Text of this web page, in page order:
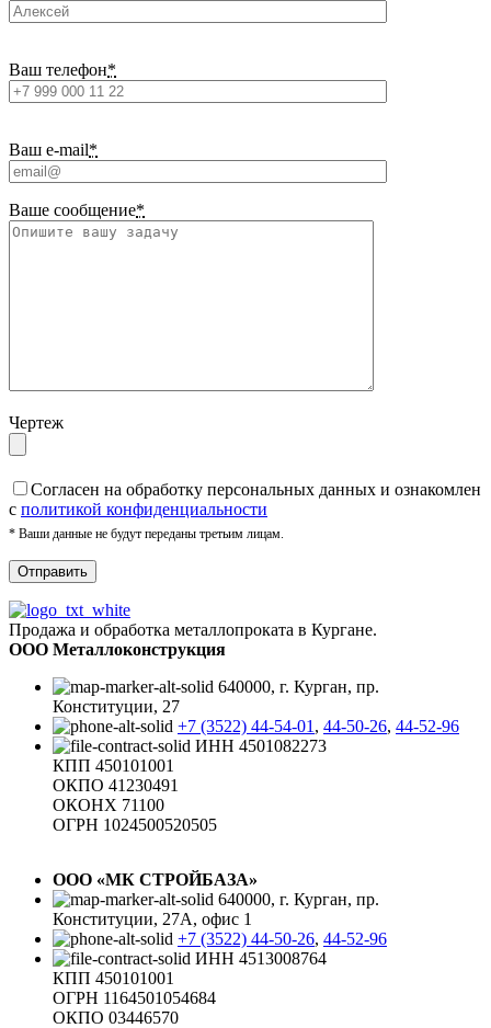
Ваш телефон*
Ваш e-mail*
Ваше сообщение*
Чертеж
Cогласен на обработку персональных данных и ознакомлен
с политикой конфиденциальности
* Ваши данные не будут переданы третьим лицам.
Продажа и обработка металлопроката в Кургане.
ООО Металлоконструкция
640000, г. Курган, пр.
Конституции, 27
+7 (3522) 44-54-01 , 44-50-26, 44-52-96
ИНН 4501082273
КПП 450101001
ОКПО 41230491
ОКОНХ 71100
ОГРН 1024500520505
ООО «МК СТРОЙБАЗА»
640000, г. Курган, пр.
Конституции, 27А, офис 1
+7 (3522) 44-50-26, 44-52-96
ИНН 4513008764
КПП 450101001
ОГРН 1164501054684
ОКПО 03446570